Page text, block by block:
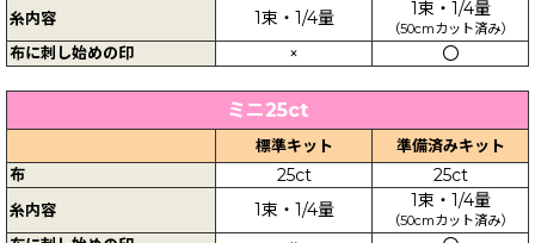
糸内容 1束・1/4量 1束・1/4量
（50cmカット済み）
布に刺し始めの印 × 〇
ミニ25ct
標準キット
準備済みキット
布
25ct 25ct
糸内容 1束・1/4量 1束・1/4量
（50cmカット済み）